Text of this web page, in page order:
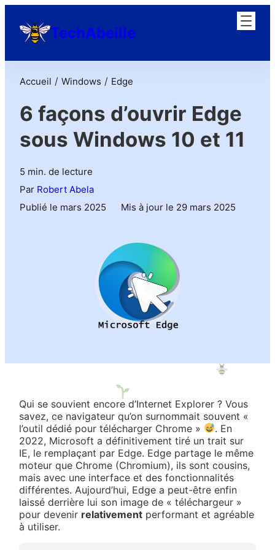
TechAbeille
Accueil / Windows / Edge
6 façons d’ouvrir Edge
sous Windows 10 et 11
5 min. de lecture
Par Robert Abela
Publié le mars 2025
Mis à jour le 29 mars 2025
Qui se souvient encore d’Internet Explorer ? Vous
savez, ce navigateur qu’on surnommait souvent «
l’outil dédié pour télécharger Chrome »
. En
2022, Microsoft a définitivement tiré un trait sur
IE, le remplaçant par Edge. Edge partage le même
moteur que Chrome (Chromium), ils sont cousins,
mais avec une interface et des fonctionnalités
différentes. Aujourd’hui, Edge a peut-être enfin
laissé derrière lui son image de « téléchargeur »
pour devenir relativement performant et agréable
à utiliser.